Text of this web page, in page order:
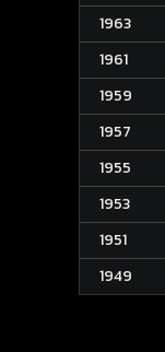
1963
1961
1959
1957
1955
1953
1951
1949